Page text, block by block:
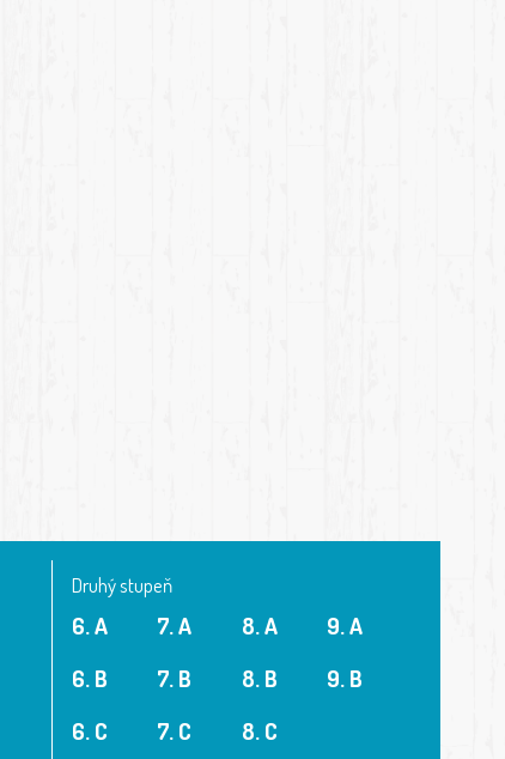
Druhý stupeň
6. A
6. B
6. C
7. A
7. B
7. C
8. A
8. B
8. C
9. A
9. B